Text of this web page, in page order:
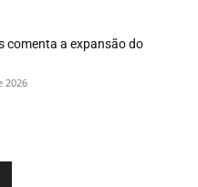
comenta a expansão do
2026